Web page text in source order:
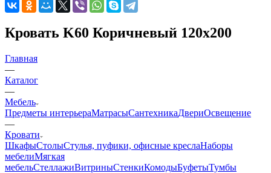
Кровать K60 Коричневый 120x200
Главная
—
Каталог
—
Мебель
Предметы интерьераМатрасыСантехникаДвериОсвещение
—
Кровати
ШкафыСтолыСтулья, пуфики, офисные креслаНаборы
мебелиМягкая
мебельСтеллажиВитриныСтенкиКомодыБуфетыТумбы